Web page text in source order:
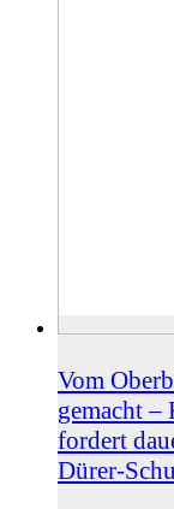
Vom
gemacht –
fordert
Dürer-